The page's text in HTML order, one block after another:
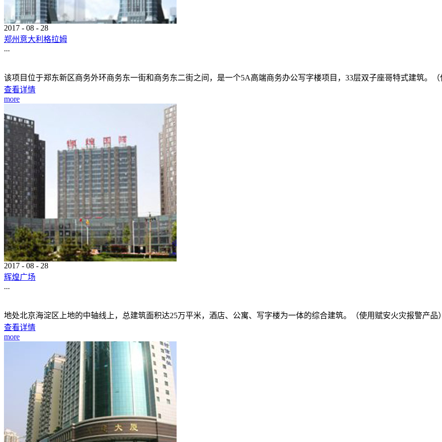
2017 - 08 - 28
郑州意大利格拉姆
...
该项目位于郑东新区商务外环商务东一街和商务东二街之间，是一个5A高端商务办公写字楼项目，33层双子座哥特式建筑。（
查看详情
more
2017 - 08 - 28
辉煌广场
...
地处北京海淀区上地的中轴线上，总建筑面积达25万平米，酒店、公寓、写字楼为一体的综合建筑。（使用赋安火灾报警产品）
查看详情
more